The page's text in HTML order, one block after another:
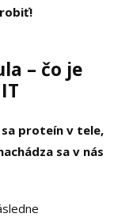
– čo je
proteín v tele,
sa v nás